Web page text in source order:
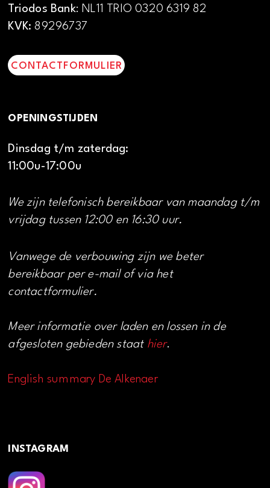
Triodos Bank: NL11 TRIO 0320 6319 82
KVK: 89296737
CONTACTFORMULIER
OPENINGSTIJDEN
Dinsdag t/m zaterdag:
11:00u-17:00u
We zijn telefonisch bereikbaar van maandag t/m
vrijdag tussen 12:00 en 16:30 uur.
Vanwege de verbouwing zijn we beter
bereikbaar per e-mail of via het
contactformulier.
Meer informatie over laden en lossen in de
afgesloten gebieden staat hier.
English summary De Alkenaer
INSTAGRAM